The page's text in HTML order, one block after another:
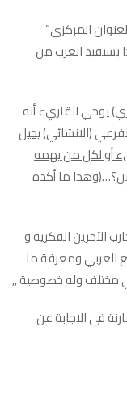
المركزى”
يستفيد العرب من
يوحي للقاريء أنه
(الانشائي)يحيل
أو لكل من يهمه
ما أكده
الآخرين الفكرية و
العربي ومعرفة ما
مختلف وله خصوصية ,,
فى الاجابة عن